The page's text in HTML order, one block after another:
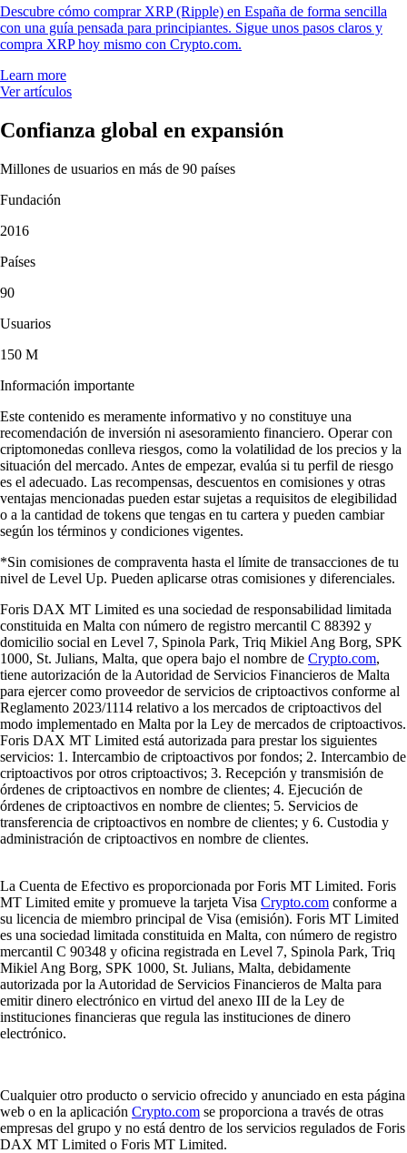
Descubre cómo comprar XRP (Ripple) en España de forma sencilla
con una guía pensada para principiantes. Sigue unos pasos claros y
compra XRP hoy mismo con Crypto.com.
Learn more
Ver artículos
Confianza global en expansión
Millones de usuarios en más de 90 países
Fundación
2016
Países
90
Usuarios
150 M
Información importante
Este contenido es meramente informativo y no constituye una
recomendación de inversión ni asesoramiento financiero. Operar con
criptomonedas conlleva riesgos, como la volatilidad de los precios y la
situación del mercado. Antes de empezar, evalúa si tu perfil de riesgo
es el adecuado. Las recompensas, descuentos en comisiones y otras
ventajas mencionadas pueden estar sujetas a requisitos de elegibilidad
o a la cantidad de tokens que tengas en tu cartera y pueden cambiar
según los términos y condiciones vigentes.
*Sin comisiones de compraventa hasta el límite de transacciones de tu
nivel de Level Up. Pueden aplicarse otras comisiones y diferenciales.
Foris DAX MT Limited es una sociedad de responsabilidad limitada
constituida en Malta con número de registro mercantil C 88392 y
domicilio social en Level 7, Spinola Park, Triq Mikiel Ang Borg, SPK
1000, St. Julians, Malta, que opera bajo el nombre de Crypto.com,
tiene autorización de la Autoridad de Servicios Financieros de Malta
para ejercer como proveedor de servicios de criptoactivos conforme al
Reglamento 2023/1114 relativo a los mercados de criptoactivos del
modo implementado en Malta por la Ley de mercados de criptoactivos.
Foris DAX MT Limited está autorizada para prestar los siguientes
servicios: 1. Intercambio de criptoactivos por fondos; 2. Intercambio de
criptoactivos por otros criptoactivos; 3. Recepción y transmisión de
órdenes de criptoactivos en nombre de clientes; 4. Ejecución de
órdenes de criptoactivos en nombre de clientes; 5. Servicios de
transferencia de criptoactivos en nombre de clientes; y 6. Custodia y
administración de criptoactivos en nombre de clientes.
La Cuenta de Efectivo es proporcionada por Foris MT Limited. Foris
MT Limited emite y promueve la tarjeta Visa Crypto.com conforme a
su licencia de miembro principal de Visa (emisión). Foris MT Limited
es una sociedad limitada constituida en Malta, con número de registro
mercantil C 90348 y oficina registrada en Level 7, Spinola Park, Triq
Mikiel Ang Borg, SPK 1000, St. Julians, Malta, debidamente
autorizada por la Autoridad de Servicios Financieros de Malta para
emitir dinero electrónico en virtud del anexo III de la Ley de
instituciones financieras que regula las instituciones de dinero
electrónico.
Cualquier otro producto o servicio ofrecido y anunciado en esta página
web o en la aplicación Crypto.com se proporciona a través de otras
empresas del grupo y no está dentro de los servicios regulados de Foris
DAX MT Limited o Foris MT Limited.